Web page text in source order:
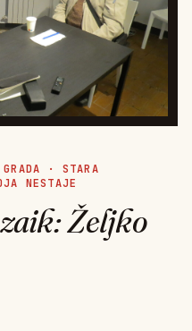
· STARA
NESTAJE
Željko